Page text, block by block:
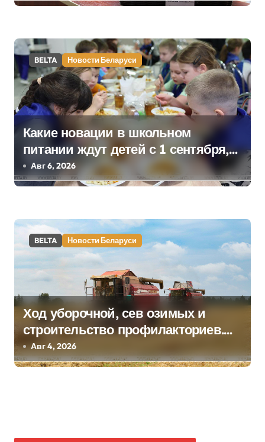
о
а
п
и
с
я
м
BELTA Новости Беларуси
Какие новации в школьном
питании ждут детей с 1 сентября,
рассказали в правительстве
Авг 6, 2026
BELTA Новости Беларуси
Ход уборочной, сев озимых и
строительство профилакториев.
Лукашенко заслушал доклад главы
Минсельхозпрода
Авг 4, 2026